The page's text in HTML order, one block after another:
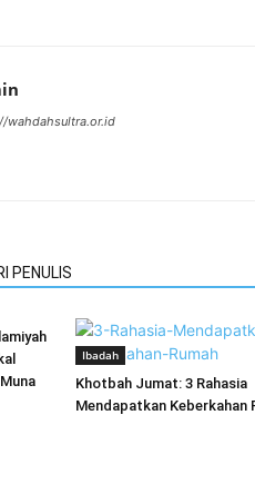
wahdahsultra.or.id
PENULIS
Ibadah
Khotbah Jumat: 3 Rahasia
Mendapatkan Keberkahan